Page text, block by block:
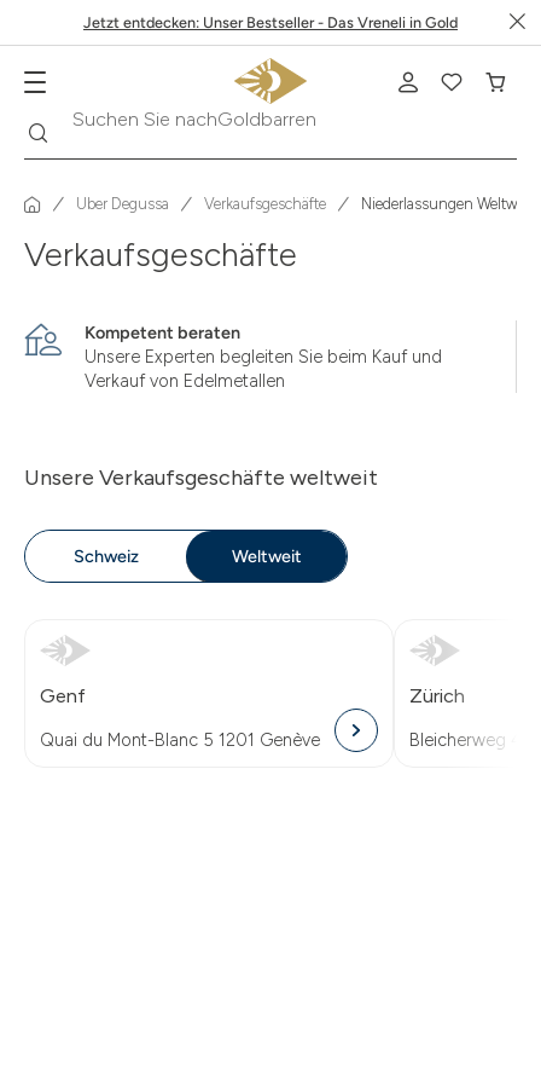
Jetzt entdecken: Unser Bestseller - Das Vreneli in Gold
Suchen Sie nachGoldbarren
Über Degussa Verkaufsgeschäfte Niederlassungen Weltweit
Verkaufsgeschäfte
Kompetent beraten
Unsere Experten begleiten Sie beim Kauf und
Verkauf von Edelmetallen
Unsere Verkaufsgeschäfte weltweit
Schweiz Weltweit
Genf
Quai du Mont-Blanc 5 1201 Genève
Zürich
Bleicherweg 41